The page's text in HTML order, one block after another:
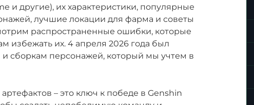
и другие), их характеристики, популярные
лучшие локации для фарма и советы
распространенные ошибки, которые
избежать их. 4 апреля 2026 года был
и сборкам персонажей, который мы учтем в
– это ключ к победе в Genshin